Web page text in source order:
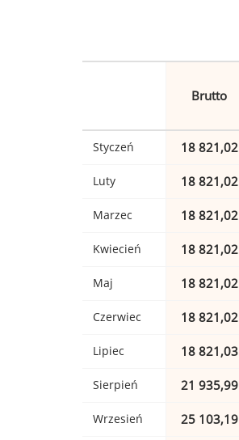
Brutto
Styczeń 18 821,02
Luty 18 821,02
Marzec 18 821,02
Kwiecień 18 821,02
Maj 18 821,02
Czerwiec 18 821,02
Lipiec 18 821,03
Sierpień 21 935,99
Wrzesień 25 103,19